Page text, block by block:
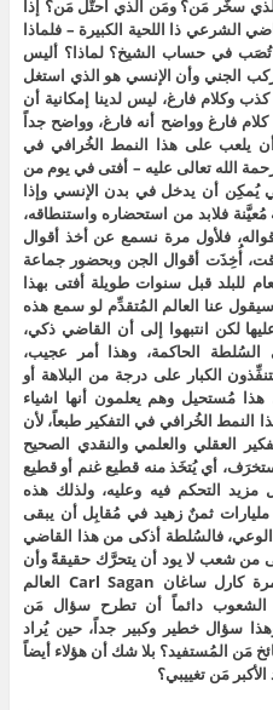
سخَّر مَن؟ ومَن الذي احتَّل مَن؟ إذا
الشرعي ذا اللحية الكبيرة – فلماذا
تُصَب في حساب الشيخ؟ لماذا؟ أليس
الجني وأن الإنسي هو الذي استغل
وكلام فارغ، ليس لدينا إمكانية أن
كلام فارغ وواضح أنه فارغ، وواضح جداً
يلعب على هذا النمط الخُرافي في
الله تعالى عليه – أفتى في يوم من
يُمكِن أن يدخل في بدن الإنسي وإذا
فلابد من استحضاره واستنطاقه،
فلأول مرة نسمع عن أخذ أقوال
أُخِذَت أقوال الجن وبحضور جماعة
للبلد قبل سنوات طويلة أفتى بهذا
عنا العالم المُتقدِّم لو سمع هذه
لكن انتبهوا إلى أن القاضي ذكي،
الحاكمة، وهذا أمر عجيب،
الكبار على درجة من البلاهة أو
مُستحيل وهم يعلمون أنها اشياء
الخُرافي في التفكير طبعاً، لأن
العقلي والعلمي والنقدي الصحيح
أي يُتخَذ منه قطيع غنم أو قطيع
التحكم فيه وعليه، ولذلك هذه
ثمنٌ زهيد في مُقابِل أن يبقى
فالسُلطة أذكى من هذا القاضي
من شعب لا يود أن يتحرَّك حقيقةً وأن
يتساءل ما الذي يحدث؟ وكما كتب مرة كارل ساغان Carl Sagan العالم
الشعوب دائماً أن تطرح سؤال مَن
سؤال خطير وكبير جداً، حين يُراد
مَن المُستفيد؟ بلا شك أن هؤلاء أيضاً
مَن تغييبي؟